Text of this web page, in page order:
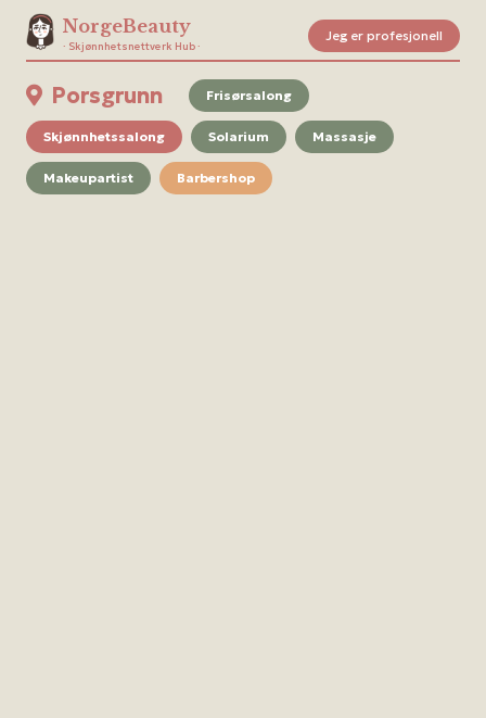
NorgeBeauty
· Skjønnhetsnettverk Hub ·
Jeg er profesjonell
Porsgrunn Frisørsalong
Skjønnhetssalong Solarium Massasje
Makeupartist Barbershop